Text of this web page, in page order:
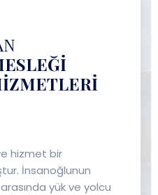
hizmet bir
İnsanoğlunun
yük ve yolcu